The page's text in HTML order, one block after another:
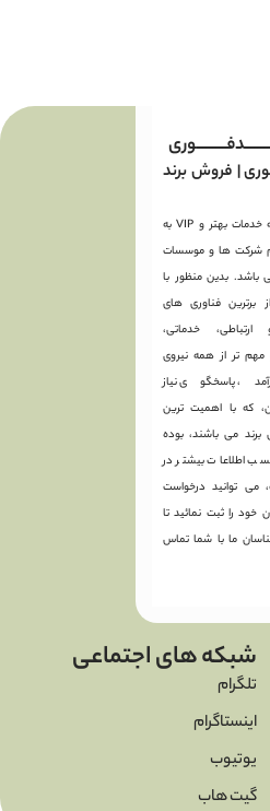
| فروش برند
هدف ما ارائه خدمات بهتر و VIP به
شرکت ها و موسسات
باشد. بدین منظور با
برترین فناوری های
ارتباطی، خدماتی،
مهم تر از همه نیروی
پاسخگوی نیاز
که با اهمیت ترین
برند می باشند، بوده
اطلاعات بیشتر در
می توانید درخواست
خود را ثبت نمائید تا
ما با شما تماس
شبکه های اجتماعی
تلگرام
اینستاگرام
یوتیوب
گیت هاب